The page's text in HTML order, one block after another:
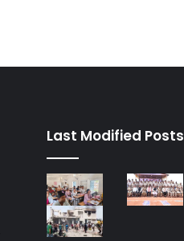
Last Modified Posts